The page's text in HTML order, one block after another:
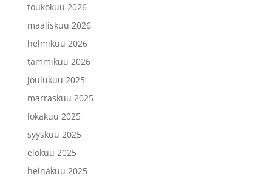
toukokuu 2026
maaliskuu 2026
helmikuu 2026
tammikuu 2026
joulukuu 2025
marraskuu 2025
lokakuu 2025
syyskuu 2025
elokuu 2025
heinäkuu 2025